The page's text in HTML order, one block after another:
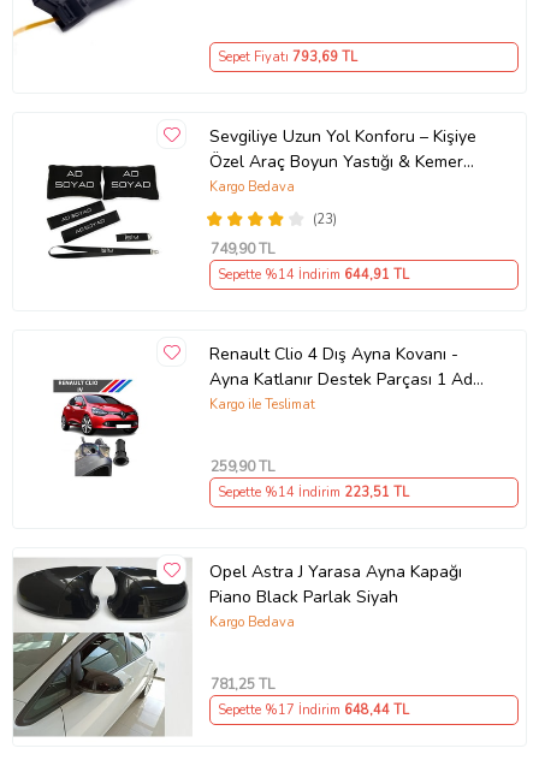
Sepet Fiyatı 793,69 TL
Sevgiliye Uzun Yol Konforu – Kişiye
Özel Araç Boyun Yastığı & Kemer
Pedi Hediye Seti
(23)
Kargo Bedava
749,90 TL
Sepette %14 İndirim 644,91 TL
Renault Clio 4 Dış Ayna Kovanı -
Ayna Katlanır Destek Parçası 1 Adet
490307706 M3625
Kargo ile Teslimat
259,90 TL
Sepette %14 İndirim 223,51 TL
Opel Astra J Yarasa Ayna Kapağı
Piano Black Parlak Siyah
Kargo Bedava
781,25 TL
Sepette %17 İndirim 648,44 TL